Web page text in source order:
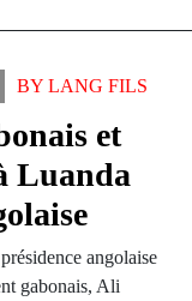
BY LANG FILS
et
Luanda
angolaise
gabonais, Ali